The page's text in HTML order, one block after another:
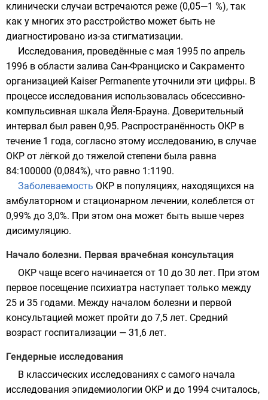
клинически случаи встречаются реже (0,05—1 %), так
как у многих это расстройство может быть не
диагностировано из-за стигматизации.
Исследования, проведённые с мая 1995 по апрель
1996 в области залива Сан-Франциско и Сакраменто
организацией Kaiser Permanente уточнили эти цифры. В
процессе исследования использовалась обсессивно-
компульсивная шкала Йеля-Брауна. Доверительный
интервал был равен 0,95. Распространённость ОКР в
течение 1 года, согласно этому исследованию, в случае
ОКР от лёгкой до тяжелой степени была равна
84:100000 (0,084%), что равно 1:1190.
Заболеваемость ОКР в популяциях, находящихся на
амбулаторном и стационарном лечении, колеблется от
0,99% до 3,0%. При этом она может быть выше через
дисимуляцию.
Начало болезни. Первая врачебная консультация
ОКР чаще всего начинается от 10 до 30 лет. При этом
первое посещение психиатра наступает только между
25 и 35 годами. Между началом болезни и первой
консультацией может пройти до 7,5 лет. Средний
возраст госпитализации — 31,6 лет.
Гендерные исследования
В классических исследованиях с самого начала
исследования эпидемиологии ОКР и до 1994 считалось,